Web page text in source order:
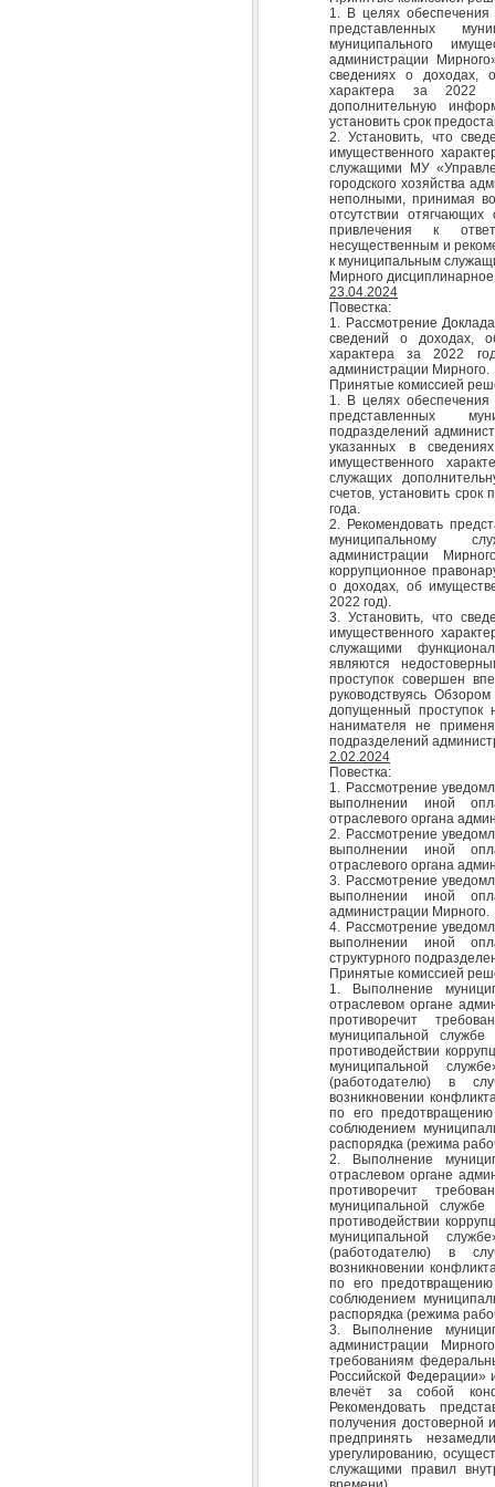
1. В целях обеспечения
представленных
муниципального
администрации
сведениях о доходах,
характера за 2022
дополнительную
установить срок
2. Установить, что
имущественного
служащими МУ
городского хозяйства
неполными, принимая
отсутствии отягчающих
привлечения к
несущественным и
к муниципальным
Мирного
23.04.2024
Повестка:
1. Рассмотрение
сведений о доходах,
характера за 2022
администрации Мирного.
Принятые комиссией
1. В целях обеспечения
представленных
подразделений
указанных в
имущественного
служащих
счетов, установить
года.
2. Рекомендовать
муниципальному
администрации
коррупционное
о доходах, об
2022 год).
3. Установить, что
имущественного
служащими
являются
проступок совершен
руководствуясь
допущенный проступок
нанимателя не
подразделений
2.02.2024
Повестка:
1. Рассмотрение
выполнении иной
отраслевого органа
2. Рассмотрение
выполнении иной
отраслевого органа
3. Рассмотрение
выполнении иной
администрации Мирного.
4. Рассмотрение
выполнении иной
структурного
Принятые комиссией
1. Выполнение
отраслевом органе
противоречит
муниципальной
противодействии
муниципальной
(работодателю) в
возникновении
по его
соблюдением
распорядка (режима
2. Выполнение
отраслевом органе
противоречит
муниципальной
противодействии
муниципальной
(работодателю) в
возникновении
по его
соблюдением
распорядка (режима
3. Выполнение
администрации
требованиям
Российской
влечёт за собой
Рекомендовать
получения достоверной
предпринять
урегулированию,
служащими правил